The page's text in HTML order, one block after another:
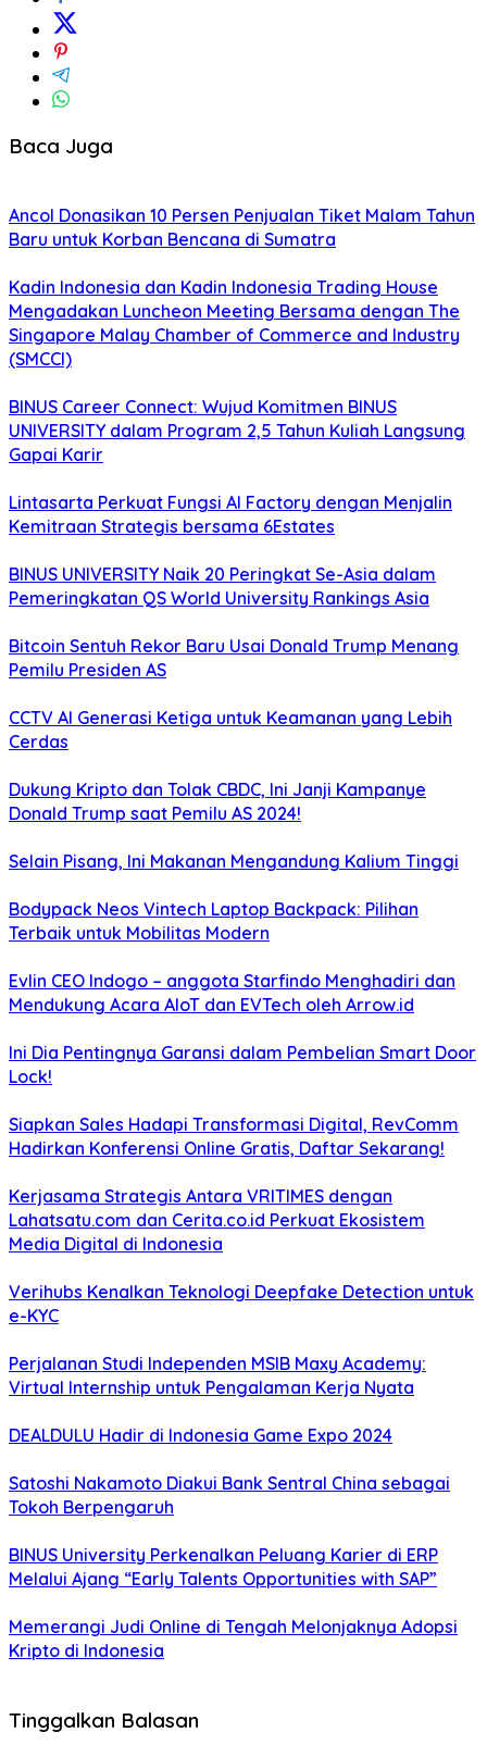
Baca Juga
Ancol Donasikan 10 Persen Penjualan Tiket Malam Tahun
Baru untuk Korban Bencana di Sumatra
Kadin Indonesia dan Kadin Indonesia Trading House
Mengadakan Luncheon Meeting Bersama dengan The
Singapore Malay Chamber of Commerce and Industry
(SMCCI)
BINUS Career Connect: Wujud Komitmen BINUS
UNIVERSITY dalam Program 2,5 Tahun Kuliah Langsung
Gapai Karir
Lintasarta Perkuat Fungsi AI Factory dengan Menjalin
Kemitraan Strategis bersama 6Estates
BINUS UNIVERSITY Naik 20 Peringkat Se-Asia dalam
Pemeringkatan QS World University Rankings Asia
Bitcoin Sentuh Rekor Baru Usai Donald Trump Menang
Pemilu Presiden AS
CCTV AI Generasi Ketiga untuk Keamanan yang Lebih
Cerdas
Dukung Kripto dan Tolak CBDC, Ini Janji Kampanye
Donald Trump saat Pemilu AS 2024!
Selain Pisang, Ini Makanan Mengandung Kalium Tinggi
Bodypack Neos Vintech Laptop Backpack: Pilihan
Terbaik untuk Mobilitas Modern
Evlin CEO Indogo – anggota Starfindo Menghadiri dan
Mendukung Acara AIoT dan EVTech oleh Arrow.id
Ini Dia Pentingnya Garansi dalam Pembelian Smart Door
Lock!
Siapkan Sales Hadapi Transformasi Digital, RevComm
Hadirkan Konferensi Online Gratis, Daftar Sekarang!
Kerjasama Strategis Antara VRITIMES dengan
Lahatsatu.com dan Cerita.co.id Perkuat Ekosistem
Media Digital di Indonesia
Verihubs Kenalkan Teknologi Deepfake Detection untuk
e-KYC
Perjalanan Studi Independen MSIB Maxy Academy:
Virtual Internship untuk Pengalaman Kerja Nyata
DEALDULU Hadir di Indonesia Game Expo 2024
Satoshi Nakamoto Diakui Bank Sentral China sebagai
Tokoh Berpengaruh
BINUS University Perkenalkan Peluang Karier di ERP
Melalui Ajang “Early Talents Opportunities with SAP”
Memerangi Judi Online di Tengah Melonjaknya Adopsi
Kripto di Indonesia
Tinggalkan Balasan